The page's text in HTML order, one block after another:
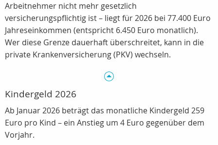
Arbeitnehmer nicht mehr gesetzlich
versicherungspflichtig ist – liegt für 2026 bei 77.400 Euro
Jahreseinkommen (entspricht 6.450 Euro monatlich).
Wer diese Grenze dauerhaft überschreitet, kann in die
private Krankenversicherung (PKV) wechseln.
Kindergeld 2026
Ab Januar 2026 beträgt das monatliche Kindergeld 259
Euro pro Kind – ein Anstieg um 4 Euro gegenüber dem
Vorjahr.